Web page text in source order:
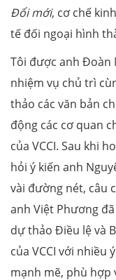
Đổi mới, cơ chế
tế đối ngoại hình
Tôi được anh Đoàn
nhiệm vụ chủ trì
thảo các văn bản
động các cơ quan
của VCCI. Sau khi
hỏi ý kiến anh
vài đường nét, câu
anh Việt Phương
dự thảo Điều lệ và
của VCCI với
mạnh mẽ, phù